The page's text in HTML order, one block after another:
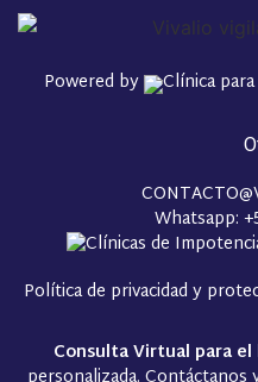
Powered by
Whatsapp:
Política de privacidad y
Consulta Virtual para